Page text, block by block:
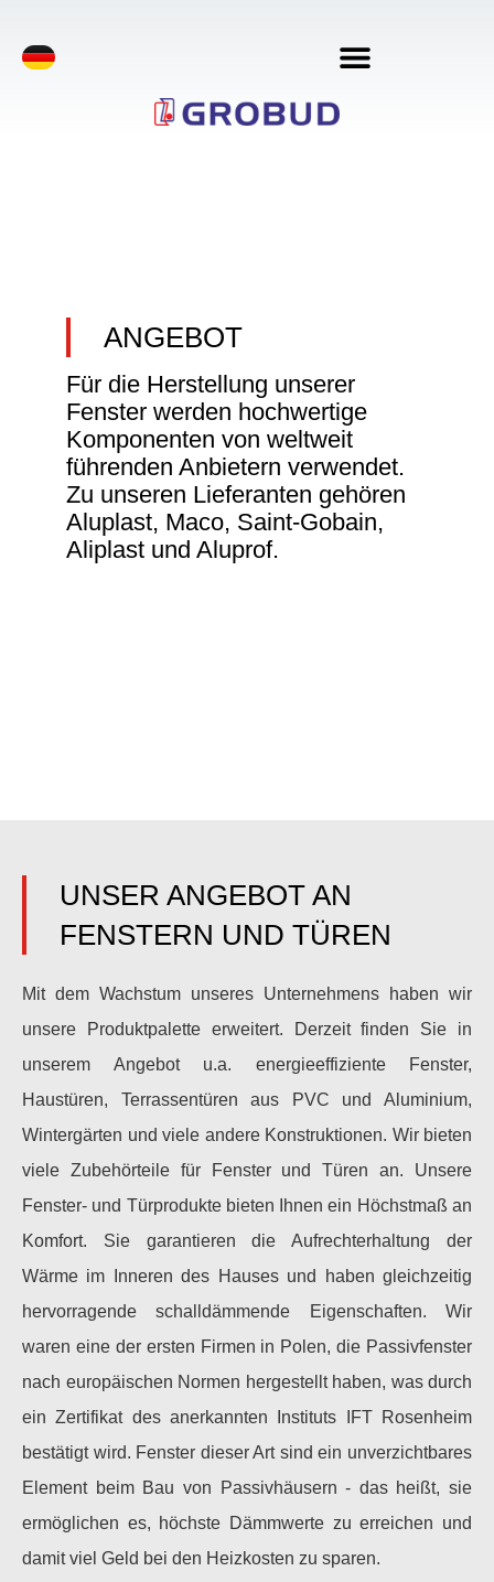
ANGEBOT
Für die Herstellung unserer
Fenster werden hochwertige
Komponenten von weltweit
führenden Anbietern verwendet.
Zu unseren Lieferanten gehören
Aluplast, Maco, Saint-Gobain,
Aliplast und Aluprof.
UNSER ANGEBOT AN
FENSTERN UND TÜREN
Mit dem Wachstum unseres Unternehmens haben wir
unsere Produktpalette erweitert. Derzeit finden Sie in
unserem Angebot u.a. energieeffiziente Fenster,
Haustüren, Terrassentüren aus PVC und Aluminium,
Wintergärten und viele andere Konstruktionen. Wir bieten
viele Zubehörteile für Fenster und Türen an. Unsere
Fenster- und Türprodukte bieten Ihnen ein Höchstmaß an
Komfort. Sie garantieren die Aufrechterhaltung der
Wärme im Inneren des Hauses und haben gleichzeitig
hervorragende schalldämmende Eigenschaften. Wir
waren eine der ersten Firmen in Polen, die Passivfenster
nach europäischen Normen hergestellt haben, was durch
ein Zertifikat des anerkannten Instituts IFT Rosenheim
bestätigt wird. Fenster dieser Art sind ein unverzichtbares
Element beim Bau von Passivhäusern - das heißt, sie
ermöglichen es, höchste Dämmwerte zu erreichen und
damit viel Geld bei den Heizkosten zu sparen.